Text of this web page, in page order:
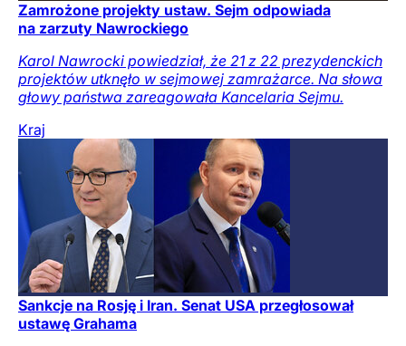
Zamrożone projekty ustaw. Sejm odpowiada
na zarzuty Nawrockiego
Karol Nawrocki powiedział, że 21 z 22 prezydenckich
projektów utknęło w sejmowej zamrażarce. Na słowa
głowy państwa zareagowała Kancelaria Sejmu.
Kraj
Sankcje na Rosję i Iran. Senat USA przegłosował
ustawę Grahama